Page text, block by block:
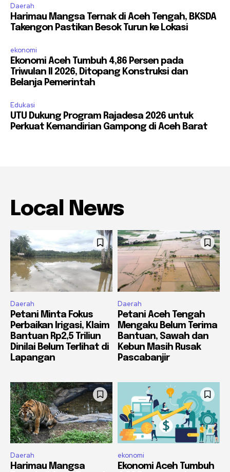
Daerah
Harimau Mangsa Ternak di Aceh Tengah, BKSDA
Takengon Pastikan Besok Turun ke Lokasi
ekonomi
Ekonomi Aceh Tumbuh 4,86 Persen pada
Triwulan II 2026, Ditopang Konstruksi dan
Belanja Pemerintah
Edukasi
UTU Dukung Program Rajadesa 2026 untuk
Perkuat Kemandirian Gampong di Aceh Barat
Local News
Daerah
Petani Minta Fokus
Perbaikan Irigasi, Klaim
Bantuan Rp2,5 Triliun
Dinilai Belum Terlihat di
Lapangan
Daerah
Petani Aceh Tengah
Mengaku Belum Terima
Bantuan, Sawah dan
Kebun Masih Rusak
Pascabanjir
Daerah
Harimau Mangsa
ekonomi
Ekonomi Aceh Tumbuh